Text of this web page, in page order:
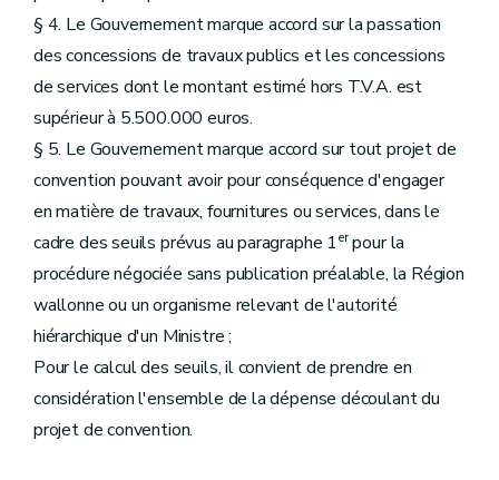
§ 4. Le Gouvernement marque accord sur la passation
des concessions de travaux publics et les concessions
de services dont le montant estimé hors T.V.A. est
supérieur à 5.500.000 euros.
§ 5. Le Gouvernement marque accord sur tout projet de
convention pouvant avoir pour conséquence d'engager
en matière de travaux, fournitures ou services, dans le
cadre des seuils prévus au paragraphe 1erpour la
procédure négociée sans publication préalable, la Région
wallonne ou un organisme relevant de l'autorité
hiérarchique d'un Ministre ;
Pour le calcul des seuils, il convient de prendre en
considération l'ensemble de la dépense découlant du
projet de convention.